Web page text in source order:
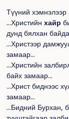
Түүний хэмнэлээр ...
...Христийнхайр
дунд бялхан
...Христээр
замаар...
...Христийн
байх замаар...
...Христ биднээс
замаар...
...Бидний
тууштайгаар